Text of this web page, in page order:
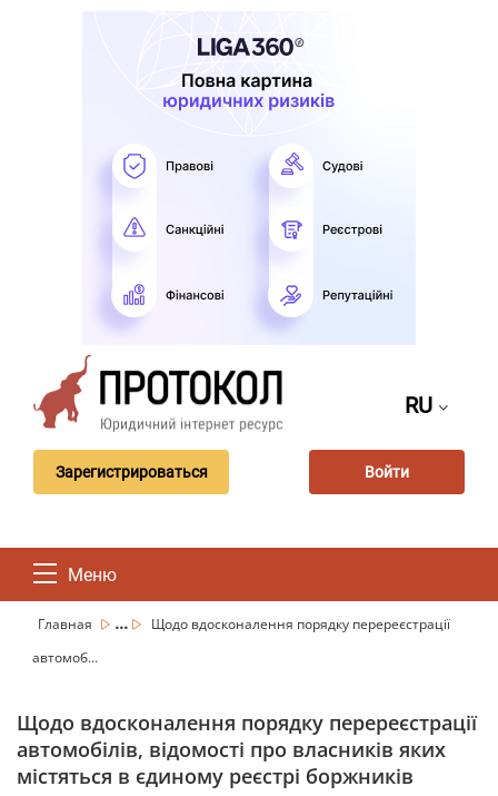
RU
Зарегистрироваться Войти
Меню
Главная ...
Щодо вдосконалення порядку перереєстрації
автомоб...
Щодо вдосконалення порядку перереєстрації
автомобілів, відомості про власників яких
містяться в єдиному реєстрі боржників